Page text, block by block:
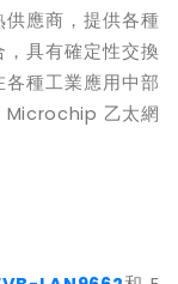
應商，提供各種
具有確定性交換
種工業應用中部
Microchip 乙太網